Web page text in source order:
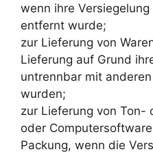
wenn ihre
entfernt wurde;
zur Lieferung von
Lieferung auf Grund
untrennbar mit
wurden;
zur Lieferung von Ton-
oder
Packung, wenn die